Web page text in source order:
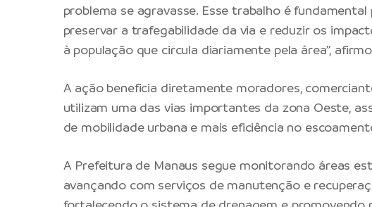
problema se agravasse. Esse trabalho é
preservar a trafegabilidade da via e reduzir os
à população que circula diariamente pela área”,
A ação beneficia diretamente moradores,
utilizam uma das vias importantes da zona Oeste,
de mobilidade urbana e mais eficiência no
A Prefeitura de Manaus segue monitorando áreas
avançando com serviços de manutenção e